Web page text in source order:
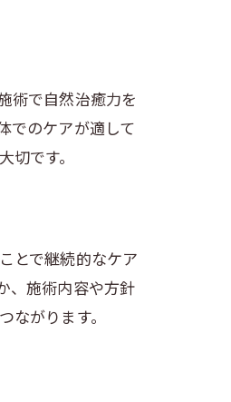
術で自然治癒力を
でのケアが適して
です。
とで継続的なケア
、施術内容や方針
がります。